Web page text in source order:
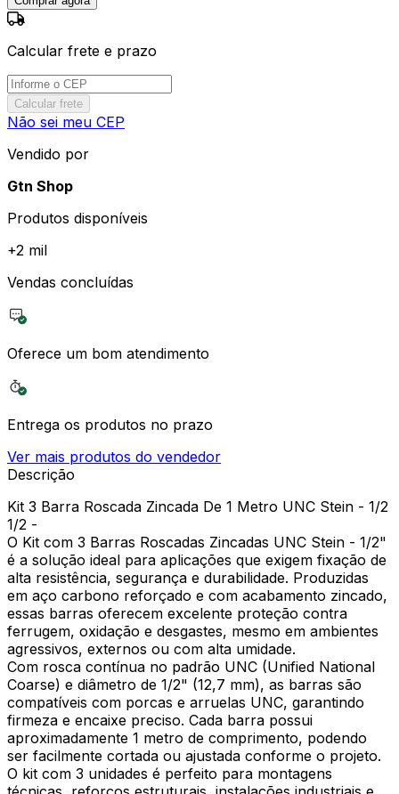
Calcular frete e prazo
Calcular frete
Não sei meu CEP
Vendido por
Gtn Shop
Produtos disponíveis
+2 mil
Vendas concluídas
Oferece um bom atendimento
Entrega os produtos no prazo
Ver mais produtos do vendedor
Descrição
Kit 3 Barra Roscada Zincada De 1 Metro UNC Stein - 1/2
1/2 -
O Kit com 3 Barras Roscadas Zincadas UNC Stein - 1/2"
é a solução ideal para aplicações que exigem fixação de
alta resistência, segurança e durabilidade. Produzidas
em aço carbono reforçado e com acabamento zincado,
essas barras oferecem excelente proteção contra
ferrugem, oxidação e desgastes, mesmo em ambientes
agressivos, externos ou com alta umidade.
Com rosca contínua no padrão UNC (Unified National
Coarse) e diâmetro de 1/2" (12,7 mm), as barras são
compatíveis com porcas e arruelas UNC, garantindo
firmeza e encaixe preciso. Cada barra possui
aproximadamente 1 metro de comprimento, podendo
ser facilmente cortada ou ajustada conforme o projeto.
O kit com 3 unidades é perfeito para montagens